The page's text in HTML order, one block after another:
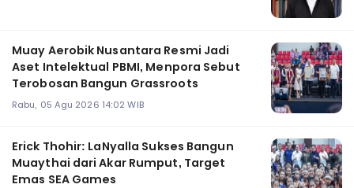
Muay Aerobik Nusantara Resmi Jadi
Aset Intelektual PBMI, Menpora Sebut
Terobosan Bangun Grassroots
Rabu, 05 Agu 2026 14:02 WIB
Erick Thohir: LaNyalla Sukses Bangun
Muaythai dari Akar Rumput, Target
Emas SEA Games